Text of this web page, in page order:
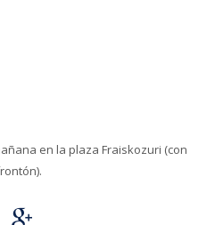
en la plaza Fraiskozuri (con